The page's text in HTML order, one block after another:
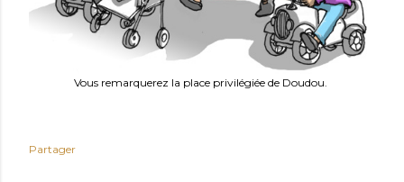
Vous remarquerez la place privilégiée de Doudou.
Partager